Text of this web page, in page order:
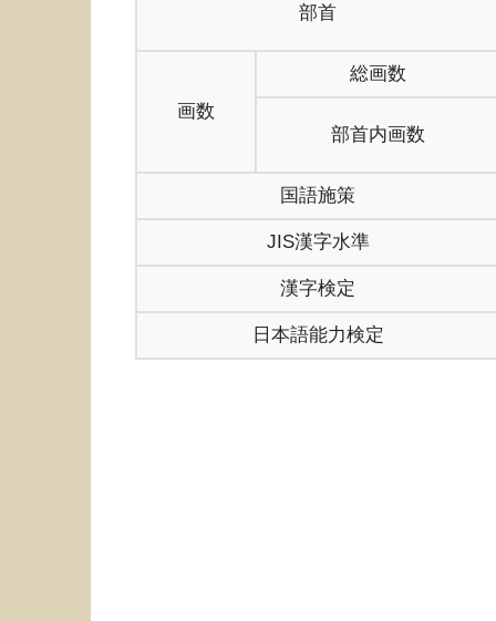
部首
画数
総画数
部首内画数
国語施策
JIS漢字水準
漢字検定
日本語能力検定